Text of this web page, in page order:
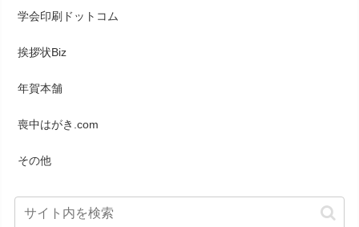
学会印刷ドットコム
挨拶状Biz
年賀本舗
喪中はがき.com
その他